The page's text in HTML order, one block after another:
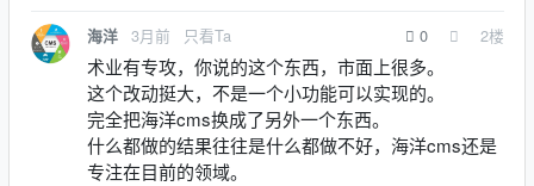
海洋 3月前 只看Ta 0 2楼
术业有专攻，你说的这个东西，市面上很多。
这个改动挺大，不是一个小功能可以实现的。
完全把海洋cms换成了另外一个东西。
什么都做的结果往往是什么都做不好，海洋cms还是
专注在目前的领域。